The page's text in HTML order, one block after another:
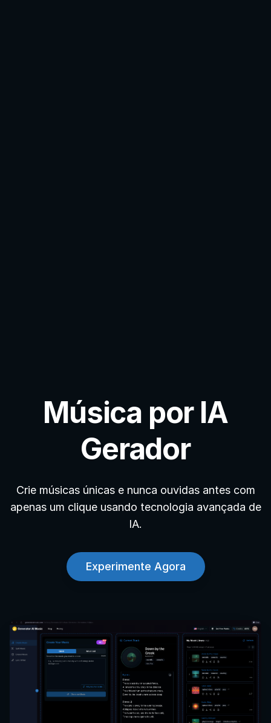
Música por IA
Gerador
Crie músicas únicas e nunca ouvidas antes com
apenas um clique usando tecnologia avançada de
IA.
Experimente Agora